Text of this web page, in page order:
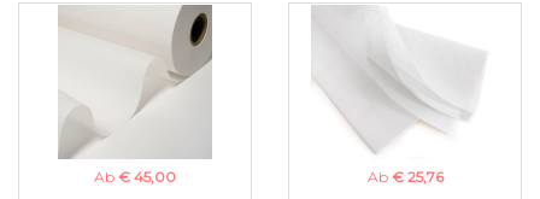
Ab € 45,00
Ab € 25,76